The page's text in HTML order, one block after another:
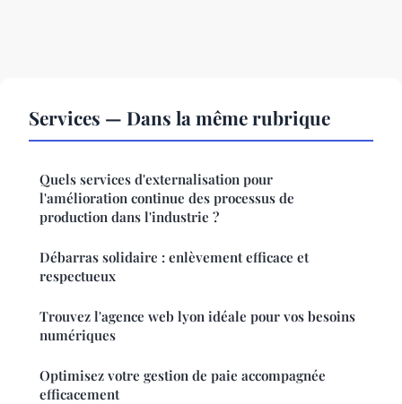
Services — Dans la même rubrique
Quels services d'externalisation pour
l'amélioration continue des processus de
production dans l'industrie ?
Débarras solidaire : enlèvement efficace et
respectueux
Trouvez l'agence web lyon idéale pour vos besoins
numériques
Optimisez votre gestion de paie accompagnée
efficacement